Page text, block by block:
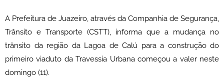
A Prefeitura de Juazeiro, através da Companhia de Segurança,
Trânsito e Transporte (CSTT), informa que a mudança no
trânsito da região da Lagoa de Calú para a construção do
primeiro viaduto da Travessia Urbana começou a valer neste
domingo (11).